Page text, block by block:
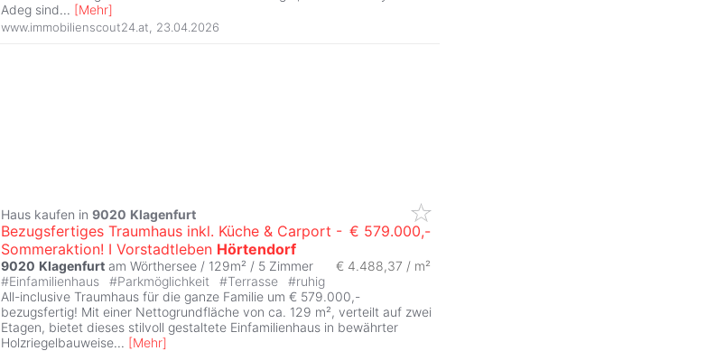
Adeg sind... [Mehr]
www.immobilienscout24.at 23.04.2026
Haus kaufen in 9020 Klagenfurt
Bezugsfertiges Traumhaus inkl. Küche & Carport -
Sommeraktion! I Vorstadtleben Hörtendorf
€ 579.000,-
9020 Klagenfurt am Wörthersee / 129m² / 5 Zimmer
€ 4.488,37 / m²
#Einfamilienhaus #Parkmöglichkeit #Terrasse #ruhig
All-inclusive Traumhaus für die ganze Familie um € 579.000,-
bezugsfertig! Mit einer Nettogrundfläche von ca. 129 m², verteilt auf zwei
Etagen, bietet dieses stilvoll gestaltete Einfamilienhaus in bewährter
Holzriegelbauweise... [Mehr]